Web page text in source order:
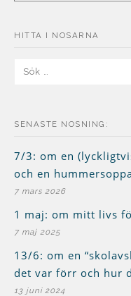
HITTA I NOSARNA
SENASTE NOSNING:
7/3: om en
och en
7 mars 2026
1 maj: om mitt livs
7 maj 2025
13/6: om en
det var förr och hur
13 juni 2024